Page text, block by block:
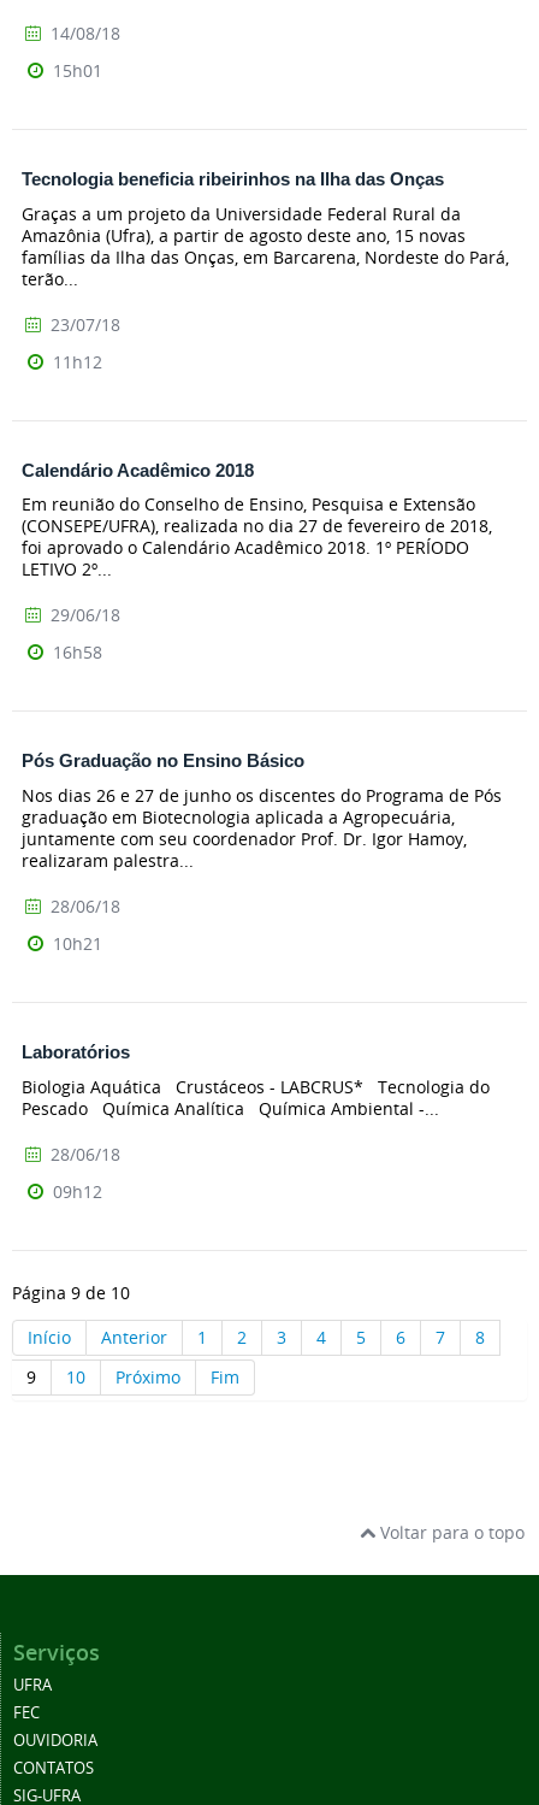
14/08/18
15h01
Tecnologia beneficia ribeirinhos na Ilha das Onças
Graças a um projeto da Universidade Federal Rural da
Amazônia (Ufra), a partir de agosto deste ano, 15 novas
famílias da Ilha das Onças, em Barcarena, Nordeste do Pará,
terão...
23/07/18
11h12
Calendário Acadêmico 2018
Em reunião do Conselho de Ensino, Pesquisa e Extensão
(CONSEPE/UFRA), realizada no dia 27 de fevereiro de 2018,
foi aprovado o Calendário Acadêmico 2018. 1º PERÍODO
LETIVO 2º...
29/06/18
16h58
Pós Graduação no Ensino Básico
Nos dias 26 e 27 de junho os discentes do Programa de Pós
graduação em Biotecnologia aplicada a Agropecuária,
juntamente com seu coordenador Prof. Dr. Igor Hamoy,
realizaram palestra...
28/06/18
10h21
Laboratórios
Biologia Aquática Crustáceos - LABCRUS* Tecnologia do
Pescado Química Analítica Química Ambiental -...
28/06/18
09h12
Página 9 de 10
Início
Anterior 1 2 3 4 5 6 7
8
9
10 Próximo Fim
Voltar para o topo
Serviços
UFRA
FEC
OUVIDORIA
CONTATOS
SIG-UFRA